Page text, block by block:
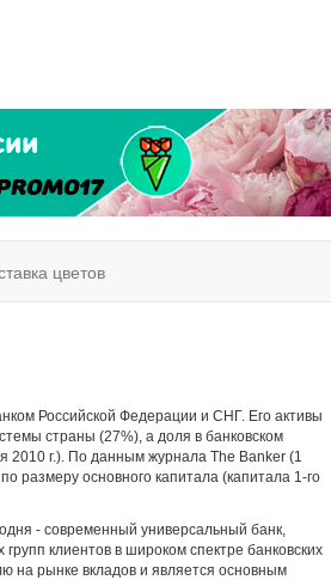
цветов
Российской Федерации и СНГ. Его активы
страны (27%), а доля в банковском
2010 г.). По данным журнала The Banker (1
размеру основного капитала (капитала 1-го
- современный универсальный банк,
клиентов в широком спектре банковских
на рынке вкладов и является основным